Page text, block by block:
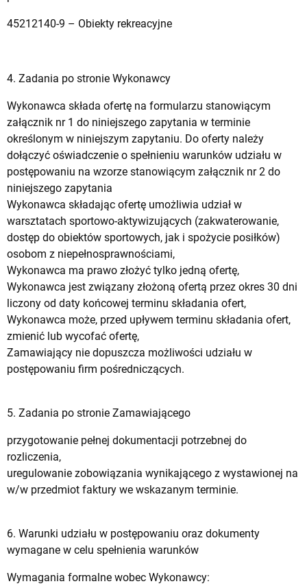
45212140-9 – Obiekty rekreacyjne
4. Zadania po stronie Wykonawcy
Wykonawca składa ofertę na formularzu stanowiącym
załącznik nr 1 do niniejszego zapytania w terminie
określonym w niniejszym zapytaniu. Do oferty należy
dołączyć oświadczenie o spełnieniu warunków udziału w
postępowaniu na wzorze stanowiącym załącznik nr 2 do
niniejszego zapytania
Wykonawca składając ofertę umożliwia udział w
warsztatach sportowo-aktywizujących (zakwaterowanie,
dostęp do obiektów sportowych, jak i spożycie posiłków)
osobom z niepełnosprawnościami,
Wykonawca ma prawo złożyć tylko jedną ofertę,
Wykonawca jest związany złożoną ofertą przez okres 30 dni
liczony od daty końcowej terminu składania ofert,
Wykonawca może, przed upływem terminu składania ofert,
zmienić lub wycofać ofertę,
Zamawiający nie dopuszcza możliwości udziału w
postępowaniu firm pośredniczących.
5. Zadania po stronie Zamawiającego
przygotowanie pełnej dokumentacji potrzebnej do
rozliczenia,
uregulowanie zobowiązania wynikającego z wystawionej na
w/w przedmiot faktury we wskazanym terminie.
6. Warunki udziału w postępowaniu oraz dokumenty
wymagane w celu spełnienia warunków
Wymagania formalne wobec Wykonawcy: